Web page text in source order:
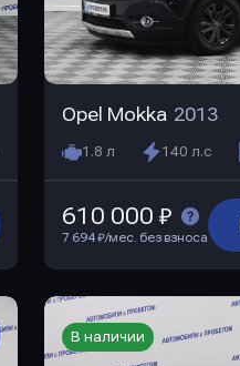
Opel Mokka 2013
1.8 л 140 л.с
610 000 ₽
7 694 ₽/мес. без взноса
В наличии